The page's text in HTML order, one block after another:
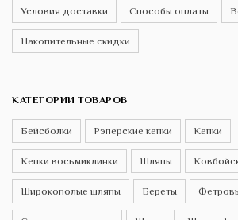
Условия доставки Способы оплаты
Накопительные скидки
КАТЕГОРИИ ТОВАРОВ
Бейсболки Рэперские кепки Кепки
Кепки восьмиклинки Шляпы
Широкополые шляпы Береты